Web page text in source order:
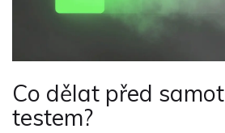
Co dělat před
testem?